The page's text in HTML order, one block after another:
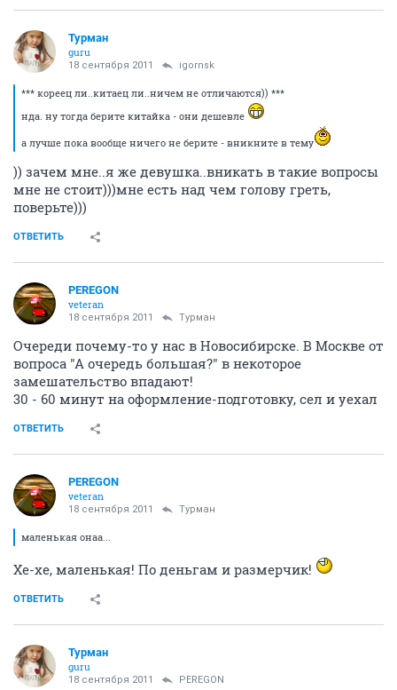
Турман
guru
18 сентября 2011 igornsk
*** кореец ли..китаец ли..ничем не отличаются)) ***
нда. ну тогда берите китайка - они дешевле
а лучше пока вообще ничего не берите - вникните в тему
)) зачем мне..я же девушка..вникать в такие вопросы
мне не стоит)))мне есть над чем голову греть,
поверьте)))
ОТВЕТИТЬ
PEREGON
veteran
18 сентября 2011 Турман
Очереди почему-то у нас в Новосибирске. В Москве от
вопроса "А очередь большая?" в некоторое
замешательство впадают!
30 - 60 минут на оформление-подготовку, сел и уехал
ОТВЕТИТЬ
PEREGON
veteran
18 сентября 2011 Турман
маленькая онаа...
Хе-хе, маленькая! По деньгам и размерчик!
ОТВЕТИТЬ
Турман
guru
18 сентября 2011 PEREGON